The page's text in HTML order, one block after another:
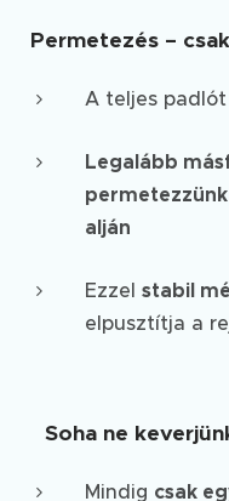
Permetezés –
A teljes
Legalább
alján
Ezzel stabil
elpusztítja a
Soha ne
Mindig csak